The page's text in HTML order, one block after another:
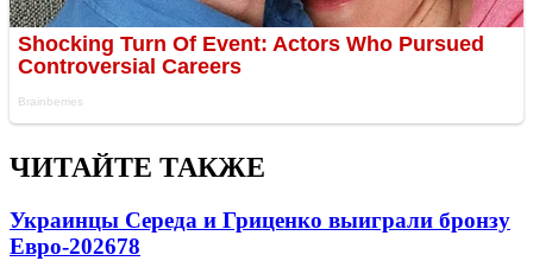
ЧИТАЙТЕ ТАКЖЕ
Украинцы Середа и Гриценко выиграли бронзу
Евро-202678